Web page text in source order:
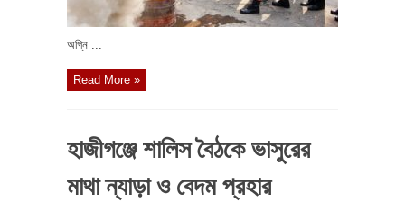
অগ্নি ...
Read More »
হাজীগঞ্জে শালিস বৈঠকে ভাসুরের
মাথা ন্যাড়া ও বেদম প্রহার